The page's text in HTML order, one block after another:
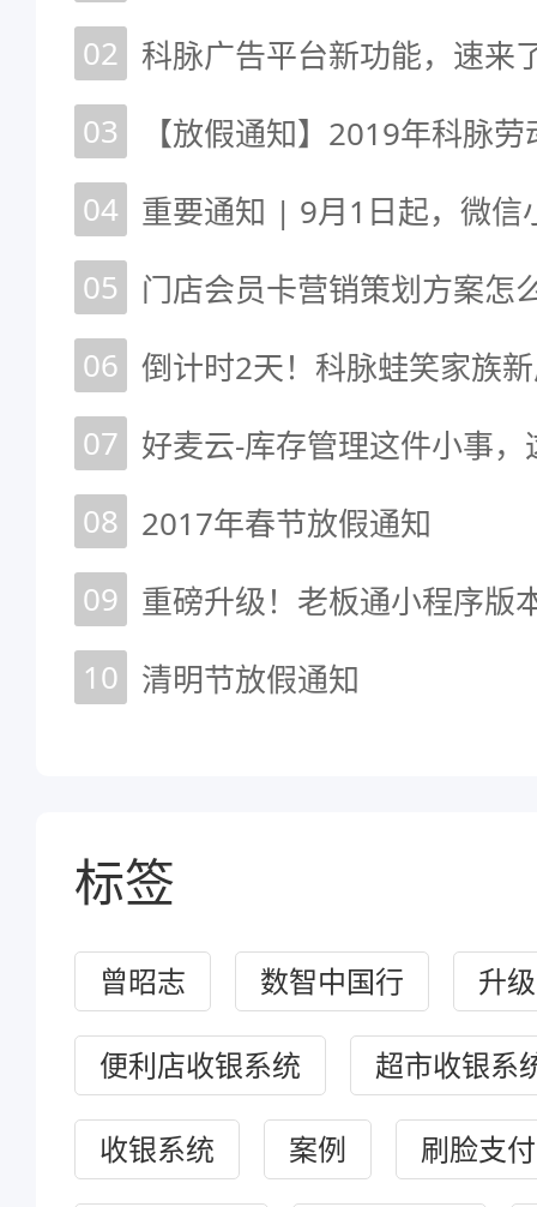
02 科脉广告平台新功能，速来
03
【放假通知】2019年科脉
04 重要通知 | 9月1日起，微信
05
门店会员卡营销策划方案怎
06 倒计时2天！科脉蛙笑家族
07 好麦云-库存管理这件小事
08 2017年春节放假通知
09 重磅升级！老板通小程序版
10 清明节放假通知
标签
曾昭志 数智中国行 升
便利店收银系统 超市收银系
收银系统 案例 刷脸支付